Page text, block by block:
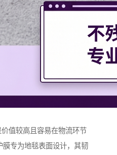
值较高且容易在物流环节
膜专为地毯表面设计，其韧